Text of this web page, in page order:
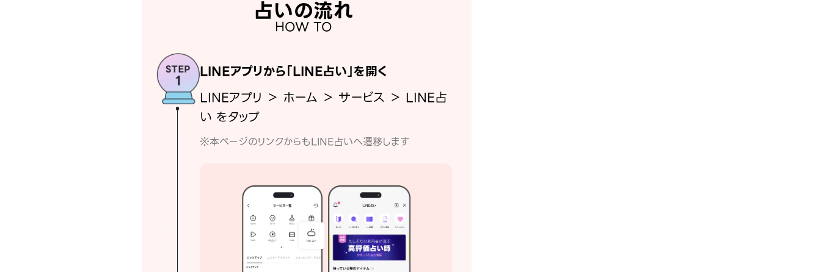
占いの流れ
HOW TO
LINEアプリから「LINE占い」を開く
LINEアプリ ＞ ホーム ＞ サービス ＞ LINE占
い をタップ
※本ページのリンクからもLINE占いへ遷移します